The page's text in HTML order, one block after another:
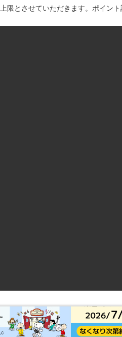
限とさせていただきます。ポイン
楽天ポイン